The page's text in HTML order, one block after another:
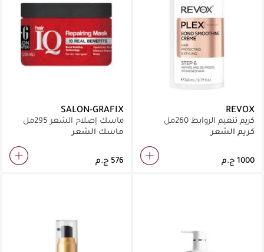
REVOX
كريم تنعيم الروابط 260مل
كريم الشعر
SALON-GRAFIX
ماسك إصلاح الشعر 295مل
ماسك الشعر